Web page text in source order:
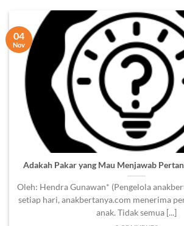
Adakah Pakar yang Mau Menjawab
Oleh: Hendra Gunawan* (Pengelola
setiap hari, anakbertanya.com menerima
anak. Tidak semua [...]
04
Nov